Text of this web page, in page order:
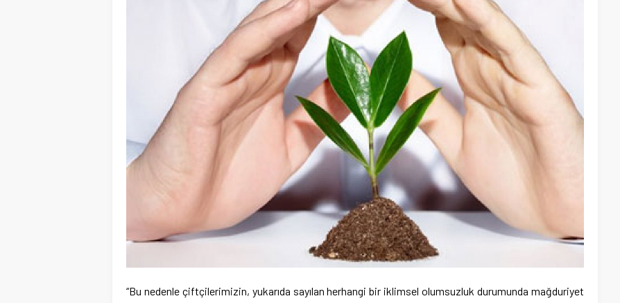
“Bu nedenle çiftçilerimizin, yukarıda sayılan herhangi bir iklimsel olumsuzluk durumunda mağduriyet